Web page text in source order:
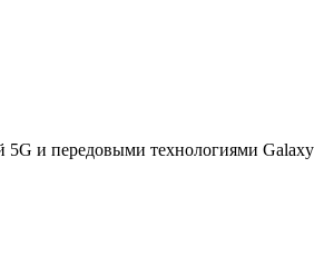
5G и передовыми технологиями